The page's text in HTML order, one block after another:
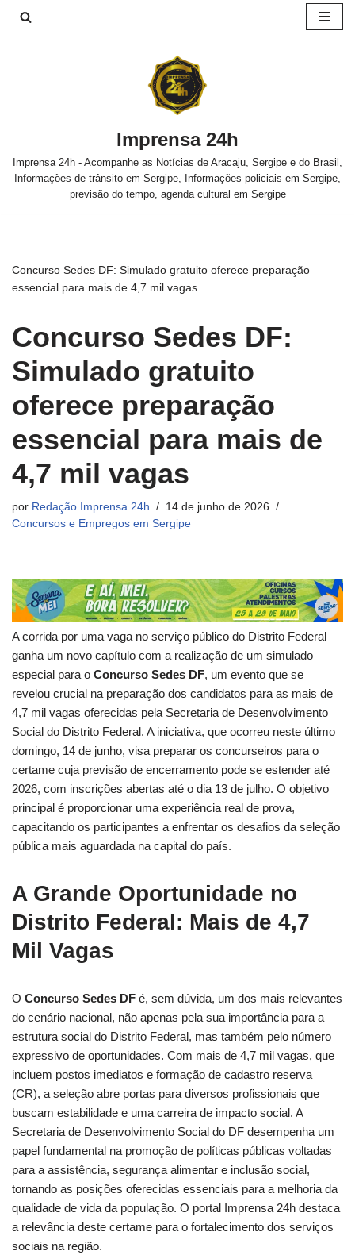
Imprensa 24h
Imprensa 24h - Acompanhe as Notícias de Aracaju, Sergipe e do Brasil,
Informações de trânsito em Sergipe, Informações policiais em Sergipe,
previsão do tempo, agenda cultural em Sergipe
Concurso Sedes DF: Simulado gratuito oferece preparação
essencial para mais de 4,7 mil vagas
Concurso Sedes DF:
Simulado gratuito
oferece preparação
essencial para mais de
4,7 mil vagas
por Redação Imprensa 24h
14 de junho de 2026
Concursos e Empregos em Sergipe
A corrida por uma vaga no serviço público do Distrito Federal
ganha um novo capítulo com a realização de um simulado
especial para o Concurso Sedes DF, um evento que se
revelou crucial na preparação dos candidatos para as mais de
4,7 mil vagas oferecidas pela Secretaria de Desenvolvimento
Social do Distrito Federal. A iniciativa, que ocorreu neste último
domingo, 14 de junho, visa preparar os concurseiros para o
certame cuja previsão de encerramento pode se estender até
2026, com inscrições abertas até o dia 13 de julho. O objetivo
principal é proporcionar uma experiência real de prova,
capacitando os participantes a enfrentar os desafios da seleção
pública mais aguardada na capital do país.
A Grande Oportunidade no
Distrito Federal: Mais de 4,7
Mil Vagas
O Concurso Sedes DF é, sem dúvida, um dos mais relevantes
do cenário nacional, não apenas pela sua importância para a
estrutura social do Distrito Federal, mas também pelo número
expressivo de oportunidades. Com mais de 4,7 mil vagas, que
incluem postos imediatos e formação de cadastro reserva
(CR), a seleção abre portas para diversos profissionais que
buscam estabilidade e uma carreira de impacto social. A
Secretaria de Desenvolvimento Social do DF desempenha um
papel fundamental na promoção de políticas públicas voltadas
para a assistência, segurança alimentar e inclusão social,
tornando as posições oferecidas essenciais para a melhoria da
qualidade de vida da população. O portal Imprensa 24h destaca
a relevância deste certame para o fortalecimento dos serviços
sociais na região.